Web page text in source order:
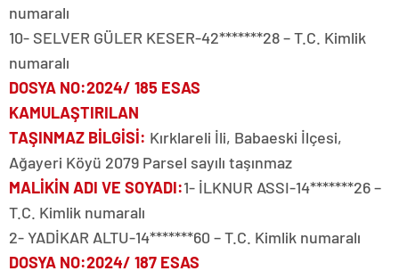
numaralı
10- SELVER GÜLER KESER-42*******28 – T.C. Kimlik
numaralı
DOSYA NO:2024/ 185 ESAS
KAMULAŞTIRILAN
TAŞINMAZ BİLGİSİ: Kırklareli İli, Babaeski İlçesi,
Ağayeri Köyü 2079 Parsel sayılı taşınmaz
MALİKİN ADI VE SOYADI:1- İLKNUR ASSI-14*******26 –
T.C. Kimlik numaralı
2- YADİKAR ALTU-14*******60 – T.C. Kimlik numaralı
DOSYA NO:2024/ 187 ESAS